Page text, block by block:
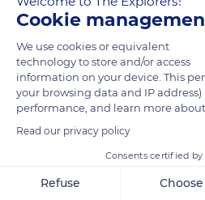
capybarasale has
content
Cookie
We use cookies or equivalent
technology to store and/or access
information on your device. This
your browsing data and IP
performance, and learn more
Read our privacy policy
Consents certified by
Refuse Choose